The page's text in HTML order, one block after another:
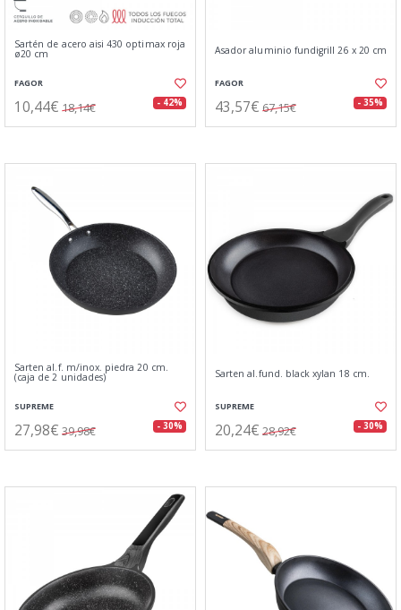
Sartén de acero aisi 430 optimax roja
ø20 cm
FAGOR
10,44€ 18,14€ - 42%
Asador aluminio fundigrill 26 x 20 cm
FAGOR
43,57€ 67,15€ - 35%
Sarten al.f. m/inox. piedra 20 cm.
(caja de 2 unidades)
SUPREME
27,98€ 39,98€ - 30%
Sarten al.fund. black xylan 18 cm.
SUPREME
20,24€ 28,92€ - 30%